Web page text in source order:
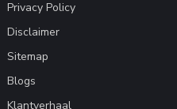
Privacy Policy
Disclaimer
Sitemap
Blogs
Klantverhaal